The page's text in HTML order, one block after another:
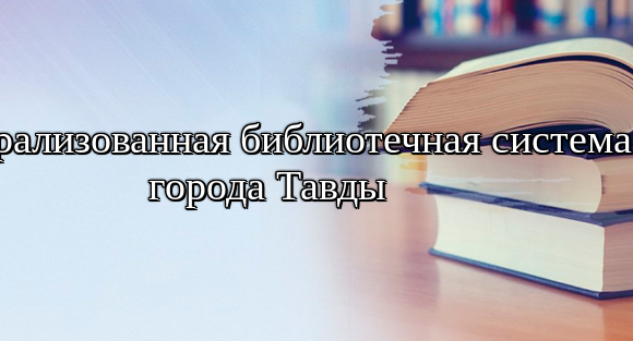
библиотечная система
города Тавды